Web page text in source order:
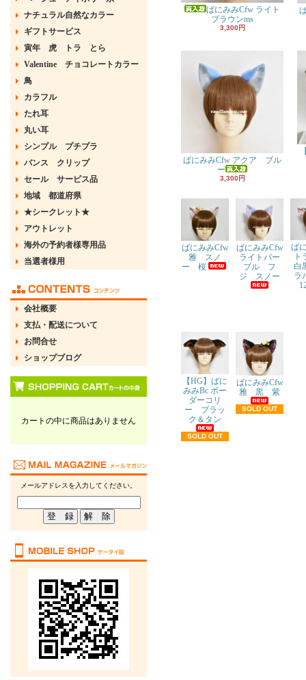
ナチュラル自然なカラー
ギフトサービス
寅年 虎 トラ とら
Valentine チョコレートカラー
鳥
カラフル
たれ耳
丸い耳
シンプル プチプラ
バンス クリップ
セール サービス品
地域 都道府県
★シークレット★
アウトレット
海外の予約者様専用品
当選者様用
会社概要
支払・配送について
お問合せ
ショップブログ
カートの中に商品はありません
メールアドレスを入力してください。
ばにみみCfw ライト
ブラウンms
3,300円
ばにみみCfw アクア ブル
ー
3,300円
ばにみみCfw
雅 スノ
ー 桜
ばにみみCfw
ライトパー
プル フ
ジ スノー
ば
白
ラ
【HG】ばに
みみBc ボー
ダーコリ
ー ブラッ
ク＆タン
SOLD OUT
ばにみみCfw
雅 黒 紫
SOLD OUT